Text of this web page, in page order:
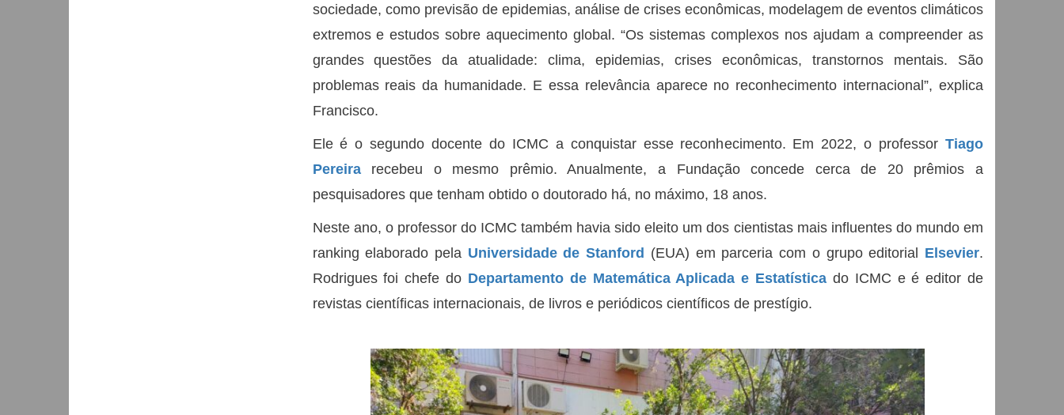
sociedade, como previsão de epidemias, análise de crises econômicas, modelagem de eventos climáticos
extremos e estudos sobre aquecimento global. “Os sistemas complexos nos ajudam a compreender as
grandes questões da atualidade: clima, epidemias, crises econômicas, transtornos mentais. São
problemas reais da humanidade. E essa relevância aparece no reconhecimento internacional”, explica
Francisco.
Ele é o segundo docente do ICMC a conquistar esse reconhecimento. Em 2022, o professor Tiago
Pereirarecebeu o mesmo prêmio. Anualmente, a Fundação concede cerca de 20 prêmios a
pesquisadores que tenham obtido o doutorado há, no máximo, 18 anos.
Neste ano, o professor do ICMC também havia sido eleito um dos cientistas mais influentes do mundo em
ranking elaborado pela Universidade de Stanford (EUA) em parceria com o grupo editorial Elsevier.
Rodrigues foi chefe do Departamento de Matemática Aplicada e Estatística do ICMC e é editor de
revistas científicas internacionais, de livros e periódicos científicos de prestígio.